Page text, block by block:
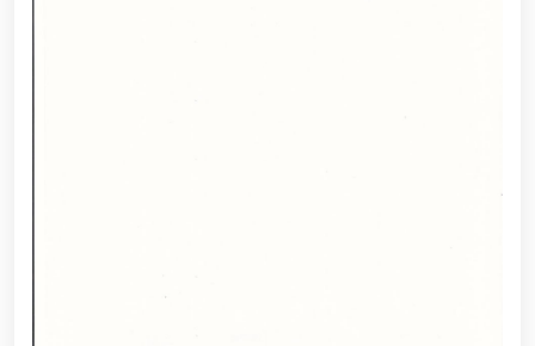
B.Tashmatov Тошкент “Темурбеклар мактаби”
вилоятида ўрганиш ишларини олиб борди //